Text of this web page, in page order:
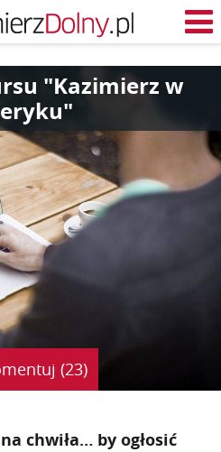
"Kazimierz w
(23)
chwiła… by ogłosić